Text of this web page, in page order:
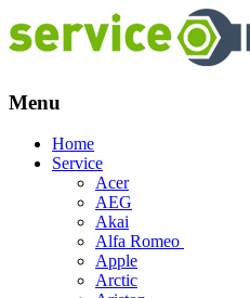
Menu
Skip
Home
Service
Acer
AEG
Akai
Alfa Romeo
Apple
Arctic